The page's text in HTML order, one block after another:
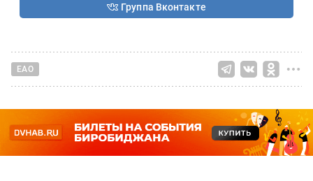
Группа Вконтакте
ЕАО